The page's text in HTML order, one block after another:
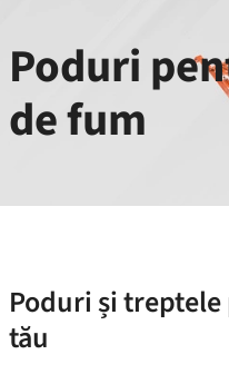
Poduri
de fum
Poduri și
tău